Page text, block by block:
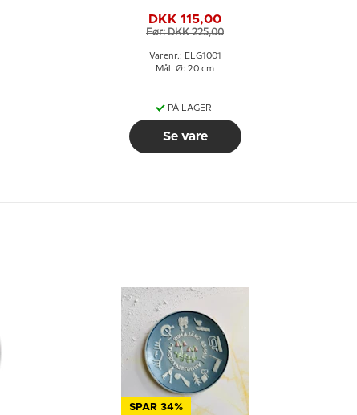
DKK 115,00
Før: DKK 225,00
Varenr.: ELG1001
Mål: Ø: 20 cm
PÅ LAGER
Se vare
SPAR 34%